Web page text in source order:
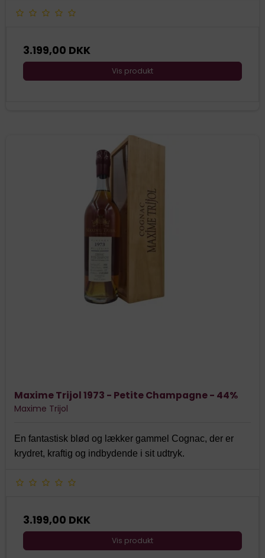
3.199,00 DKK
Vis produkt
Maxime Trijol 1973 - Petite Champagne - 44%
Maxime Trijol
En fantastisk blød og lækker gammel Cognac, der er
krydret, kraftig og indbydende i sit udtryk.
3.199,00 DKK
Vis produkt